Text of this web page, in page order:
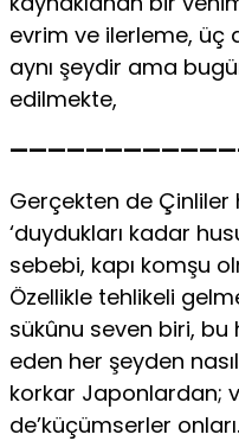
evrim ve ilerleme, üç
aynı şeydir ama
edilmekte,
Gerçekten de Çinliler
‘duydukları kadar
sebebi, kapı komşu
Özellikle tehlikeli
sükûnu seven biri,
eden her şeyden
korkar Japonlardan;
de’küçümserler onları.